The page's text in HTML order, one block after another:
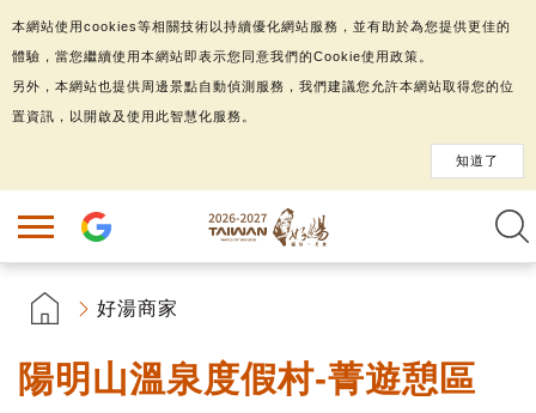
好湯商家
陽明山溫泉度假村-菁遊憩區
本網站使用cookies等相關技術以持續優化網站服務，並有助於為您提供更佳的
體驗，當您繼續使用本網站即表示您同意我們的Cookie使用政策。
另外，本網站也提供周邊景點自動偵測服務，我們建議您允許本網站取得您的位
置資訊，以開啟及使用此智慧化服務。
知道了